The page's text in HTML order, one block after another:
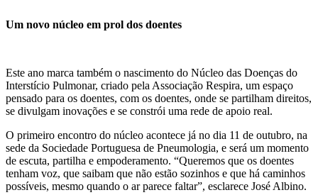
Um novo núcleo em prol dos doentes
Este ano marca também o nascimento do Núcleo das Doenças do
Interstício Pulmonar, criado pela Associação Respira, um espaço
pensado para os doentes, com os doentes, onde se partilham direitos,
se divulgam inovações e se constrói uma rede de apoio real.
O primeiro encontro do núcleo acontece já no dia 11 de outubro, na
sede da Sociedade Portuguesa de Pneumologia, e será um momento
de escuta, partilha e empoderamento. “Queremos que os doentes
tenham voz, que saibam que não estão sozinhos e que há caminhos
possíveis, mesmo quando o ar parece faltar”, esclarece José Albino.